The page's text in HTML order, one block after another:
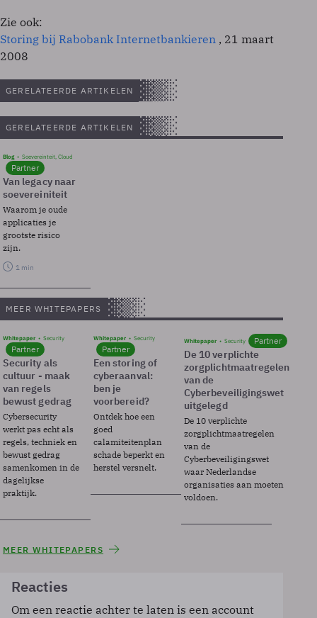
Zie ook:
Storing bij Rabobank Internetbankieren , 21 maart
2008
GERELATEERDE ARTIKELEN
GERELATEERDE ARTIKELEN
Blog Soevereinteit, Cloud
Partner
Van legacy naar
soevereiniteit
Waarom je oude
applicaties je
grootste risico
zijn.
1 min
MEER WHITEPAPERS
Whitepaper Security
Partner
Security als
cultuur - maak
van regels
bewust gedrag
Cybersecurity
werkt pas echt als
regels, techniek en
bewust gedrag
samenkomen in de
dagelijkse
praktijk.
Whitepaper Security
Partner
Een storing of
cyberaanval:
ben je
voorbereid?
Ontdek hoe een
goed
calamiteitenplan
schade beperkt en
herstel versnelt.
Whitepaper Security Partner
De 10 verplichte
zorgplichtmaatregelen
van de
Cyberbeveiligingswet
uitgelegd
De 10 verplichte
zorgplichtmaatregelen
van de
Cyberbeveiligingswet
waar Nederlandse
organisaties aan moeten
voldoen.
MEER WHITEPAPERS
Reacties
Om een reactie achter te laten is een account